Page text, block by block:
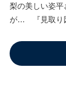
梨の美しい姿平
が… 『見取り